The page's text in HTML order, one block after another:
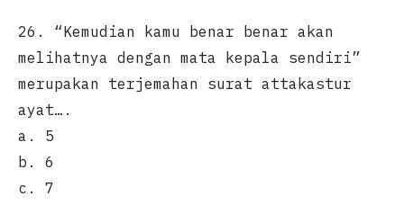
26. “Kemudian kamu benar benar akan
melihatnya dengan mata kepala sendiri”
merupakan terjemahan surat attakastur
ayat….
a. 5
b. 6
c. 7